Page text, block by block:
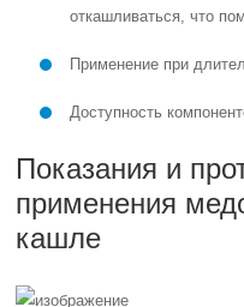
откашливаться, что
Применение при
Доступность
Показания и
применения
кашле